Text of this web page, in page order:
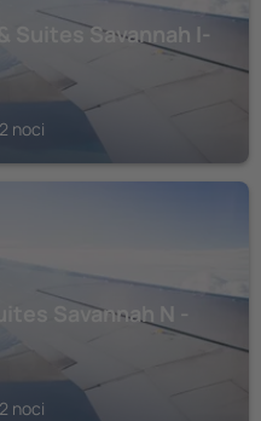
Suites Savannah I-
noci
Savannah N -
noci